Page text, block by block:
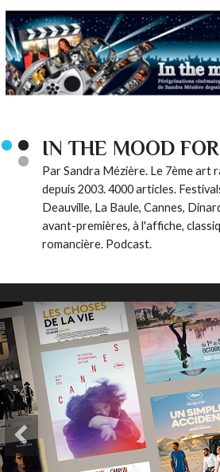
IN THE MOOD
Par Sandra Mézière. Le 7ème art
depuis 2003. 4000 articles.
Deauville, La Baule, Cannes,
avant-premières, à l'affiche,
romancière. Podcast.